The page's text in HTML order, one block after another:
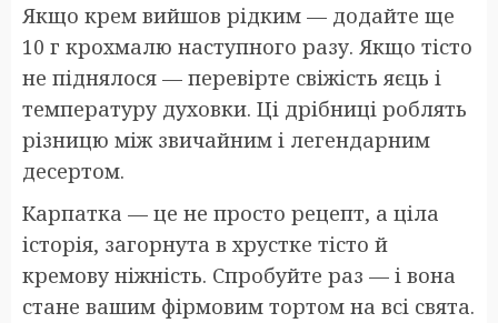
Якщо крем вийшов рідким — додайте ще
10 г крохмалю наступного разу. Якщо тісто
не піднялося — перевірте свіжість яєць і
температуру духовки. Ці дрібниці роблять
різницю між звичайним і легендарним
десертом.
Карпатка — це не просто рецепт, а ціла
історія, загорнута в хрустке тісто й
кремову ніжність. Спробуйте раз — і вона
стане вашим фірмовим тортом на всі свята.